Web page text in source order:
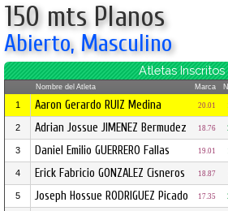
150 mts Planos
Abierto, Masculino
Atletas Inscritos
Nombre del Atleta Marca
1 Aaron Gerardo RUIZ Medina 20.01
2 Adrian Jossue JIMENEZ Bermudez 18.76
3 Daniel Emilio GUERRERO Fallas 19.01
4 Erick Fabricio GONZALEZ Cisneros 18.87
5 Joseph Hossue RODRIGUEZ Picado 17.35